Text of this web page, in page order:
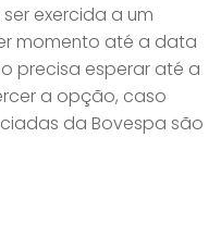
exercida a um
momento até a data
precisa esperar até a
a opção, caso
da Bovespa são